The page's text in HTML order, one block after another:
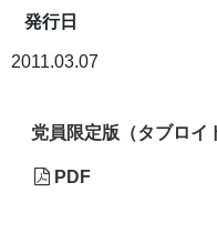
発行日
2011.03.07
党員限定版（タブロイ
PDF